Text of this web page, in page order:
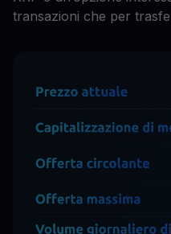
transazioni che per